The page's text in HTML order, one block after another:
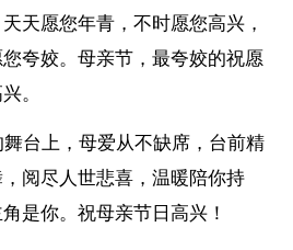
天愿您年青，不时愿您高兴，
夸姣。母亲节，最夸姣的祝愿
。
台上，母爱从不缺席，台前精
阅尽人世悲喜，温暖陪你持
是你。祝母亲节日高兴！